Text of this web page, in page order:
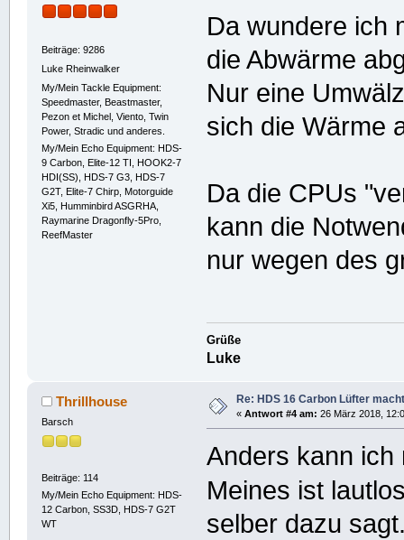
Beiträge: 9286
Luke Rheinwalker
My/Mein Tackle Equipment:
Speedmaster, Beastmaster,
Pezon et Michel, Viento, Twin
Power, Stradic und anderes.
My/Mein Echo Equipment: HDS-
9 Carbon, Elite-12 TI, HOOK2-7
HDI(SS), HDS-7 G3, HDS-7
G2T, Elite-7 Chirp, Motorguide
Xi5, Humminbird ASGRHA,
Raymarine Dragonfly-5Pro,
ReefMaster
Da wundere ich
die Abwärme
Nur eine
sich die Wärme
Da die CPUs
kann die
nur wegen des
Grüße
Luke
Thrillhouse
Barsch
Beiträge: 114
My/Mein Echo Equipment: HDS-
12 Carbon, SS3D, HDS-7 G2T
WT
Re: HDS 16 Carbon Lüfter
« Antwort #4 am: 26 März 2018,
Anders kann ich
Meines ist
selber dazu